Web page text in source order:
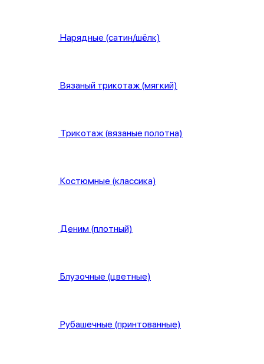
Нарядные (сатин/шёлк)
Вязаный трикотаж (мягкий)
Трикотаж (вязаные полотна)
Костюмные (классика)
Деним (плотный)
Блузочные (цветные)
Рубашечные (принтованные)